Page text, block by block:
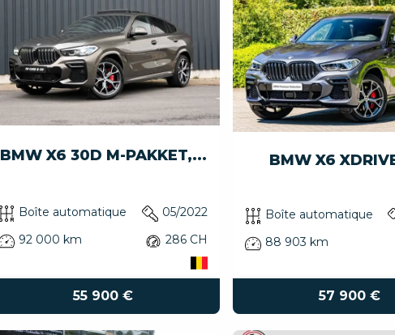
BMW X6 30D M-PAKKET,...
Boîte automatique
05/2022
92 000 km
286 CH
55 900 €
BMW X6
Boîte automatique
88 903 km
57 900 €